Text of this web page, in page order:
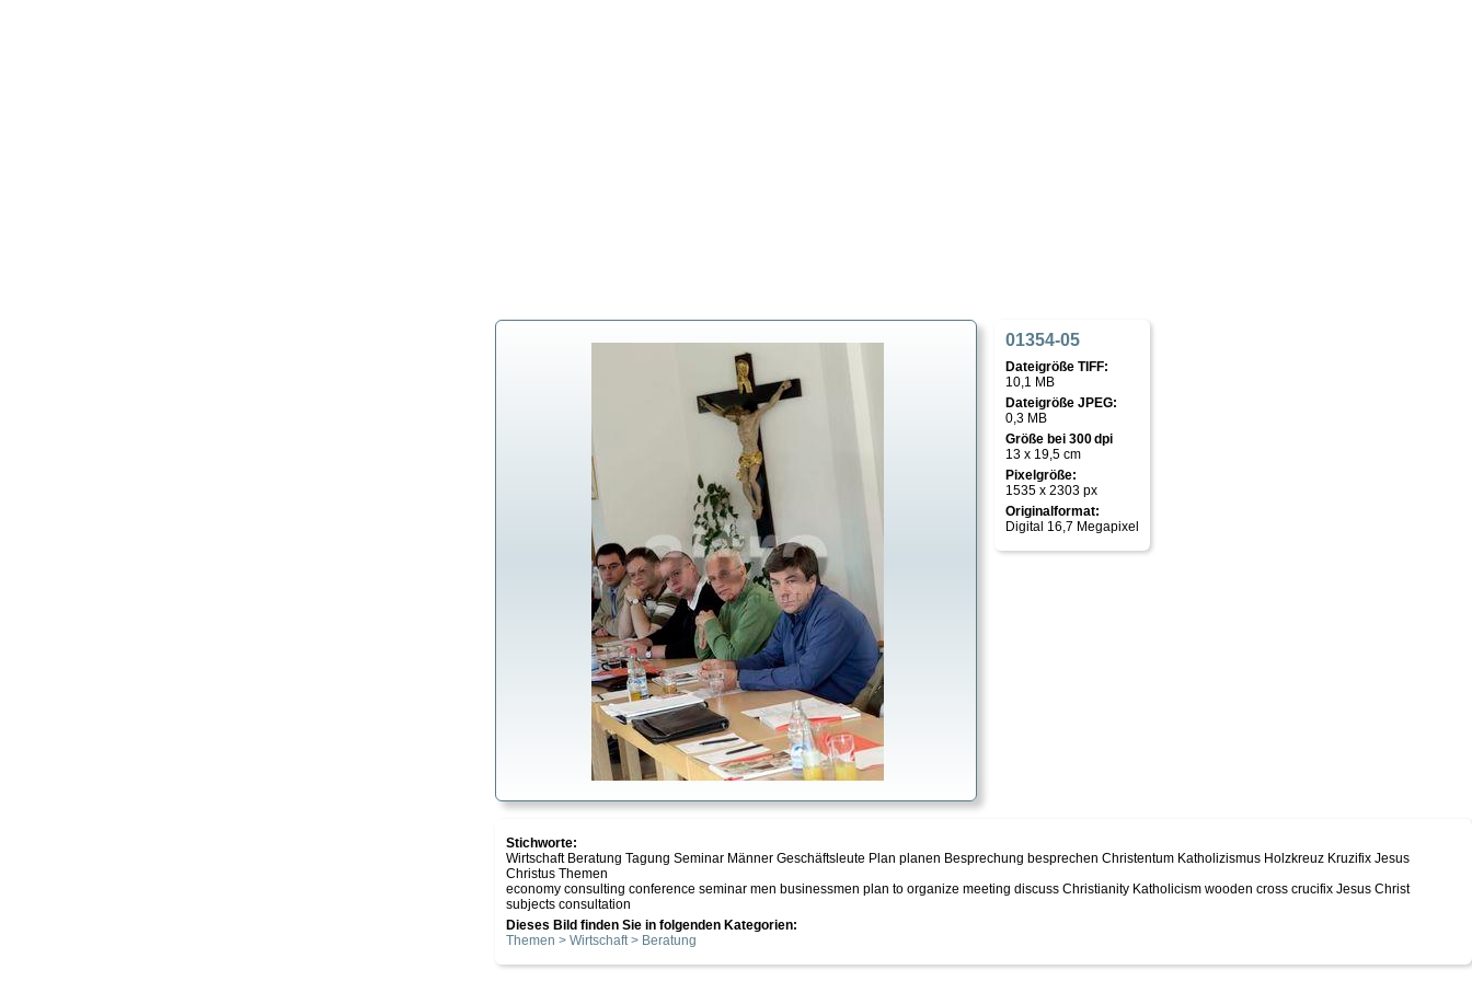
01354-05
Dateigröße TIFF:
10,1 MB
Dateigröße JPEG:
0,3 MB
Größe bei 300 dpi
13 x 19,5 cm
Pixelgröße:
1535 x 2303 px
Originalformat:
Digital 16,7 Megapixel
Stichworte:
Wirtschaft Beratung Tagung Seminar Männer Geschäftsleute Plan planen Besprechung besprechen Christentum Katholizismus Holzkreuz Kruzifix Jesus
Christus Themen
economy consulting conference seminar men businessmen plan to organize meeting discuss Christianity Katholicism wooden cross crucifix Jesus Christ
subjects consultation
Dieses Bild finden Sie in folgenden Kategorien:
Themen > Wirtschaft > Beratung